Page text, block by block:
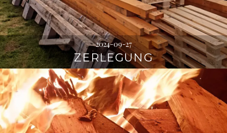
2024-09-27
ZERLEGUNG